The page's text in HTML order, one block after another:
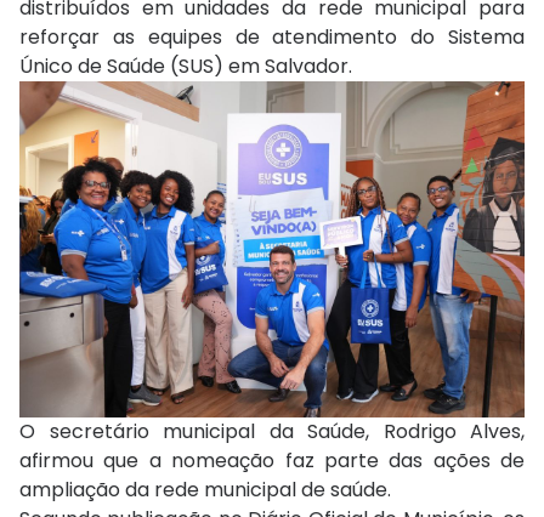
distribuídos em unidades da rede municipal para
reforçar as equipes de atendimento do Sistema
Único de Saúde (SUS) em Salvador.
O secretário municipal da Saúde, Rodrigo Alves,
afirmou que a nomeação faz parte das ações de
ampliação da rede municipal de saúde.